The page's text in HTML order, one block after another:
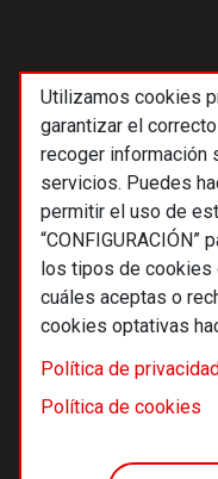
Utilizamos cookies
garantizar el
recoger información
servicios. Puedes
permitir el uso de
los tipos de cookies
cuáles aceptas o
cookies optativas
Política de
Política de cookies
© 2026
Footer